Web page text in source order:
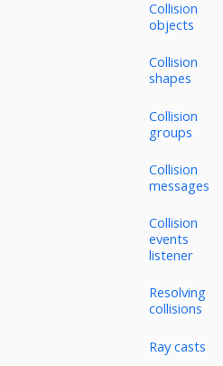
Collision
objects
Collision
shapes
Collision
groups
Collision
messages
Collision
events
listener
Resolving
collisions
Ray casts